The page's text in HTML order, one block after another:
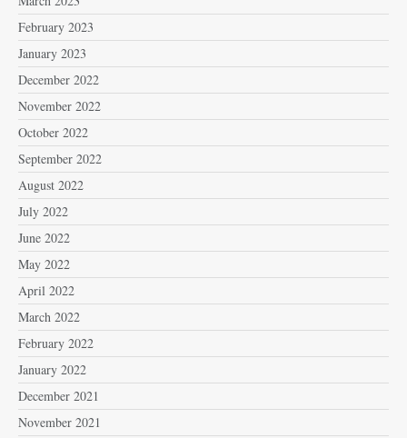
February 2023
January 2023
December 2022
November 2022
October 2022
September 2022
August 2022
July 2022
June 2022
May 2022
April 2022
March 2022
February 2022
January 2022
December 2021
November 2021